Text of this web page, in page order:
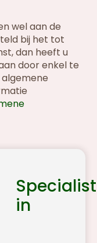
wel aan de
bij het tot
dan heeft u
door enkel te
Specialist
in